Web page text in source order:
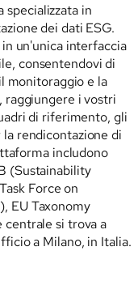
specializzata in
dei dati ESG.
un'unica interfaccia
consentendovi di
monitoraggio e la
raggiungere i vostri
di riferimento, gli
rendicontazione di
includono
(Sustainability
Force on
EU Taxonomy
centrale si trova a
a Milano, in Italia.